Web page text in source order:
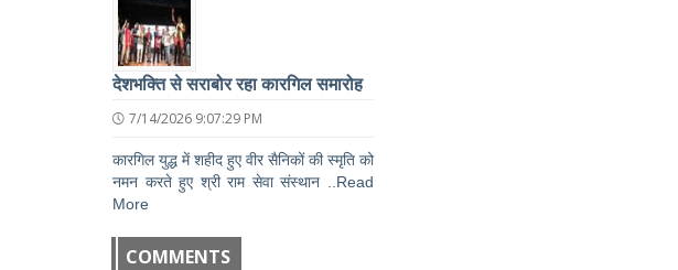
देशभक्ति से सराबोर रहा कारगिल समारोह
7/14/2026 9:07:29 PM
कारगिल युद्ध में शहीद हुए वीर सैनिकों की स्मृति को
नमन करते हुए श्री राम सेवा संस्थान ..Read
More
COMMENTS